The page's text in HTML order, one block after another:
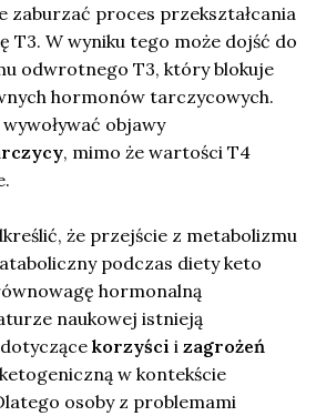
zaburzać proces przekształcania
T3. W wyniku tego może dojść do
odwrotnego T3, który blokuje
hormonów tarczycowych.
objawy
, mimo że wartości T4
że przejście z metabolizmu
podczas diety keto
hormonalną
naukowej istnieją
korzyści i zagrożeń
w kontekście
osoby z problemami